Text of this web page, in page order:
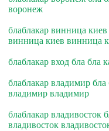
воронеж
блаблакар винница
винница киев винница
блаблакар вход бла бла
блаблакар владимир
владимир владимир
блаблакар владивосток
владивосток